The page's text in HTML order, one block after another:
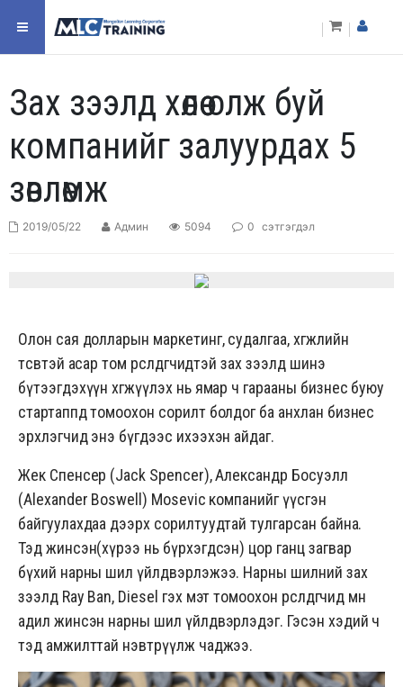
Зах зээлд хөлөө олж буй
компанийг залуурдах 5
зөвлөмж
2019/05/22 Админ 5094 0 сэтгэгдэл
Олон сая долларын маркетинг, судалгаа, хөгжлийн
төсөвтэй асар том өрсөлдөгчидтэй зах зээлд шинэ
бүтээгдэхүүн хөгжүүлэх нь ямар ч гарааны бизнес буюу
стартаппд томоохон сорилт болдог ба анхлан бизнес
эрхлэгчид энэ бүгдээс ихээхэн айдаг.
Жек Спенсер (Jack Spencer), Александр Босуэлл
(Alexander Boswell) Mosevic компанийг үүсгэн
байгуулахдаа дээрх сорилтуудтай тулгарсан байна.
Тэд жинсэн(хүрээ нь бүрхэгдсэн) цор ганц загвар
бүхий нарны шил үйлдвэрлэжээ. Нарны шилний зах
зээлд Ray Ban, Diesel гэх мэт томоохон өрсөлдөгчид мөн
адил жинсэн нарны шил үйлдвэрлэдэг. Гэсэн хэдий ч
тэд амжилттай нэвтрүүлж чаджээ.